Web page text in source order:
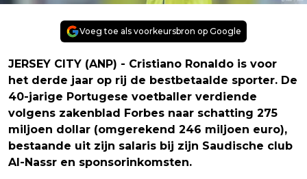
Voeg toe als voorkeursbron op Google
JERSEY CITY (ANP) - Cristiano Ronaldo is voor
het derde jaar op rij de bestbetaalde sporter. De
40-jarige Portugese voetballer verdiende
volgens zakenblad Forbes naar schatting 275
miljoen dollar (omgerekend 246 miljoen euro),
bestaande uit zijn salaris bij zijn Saudische club
Al-Nassr en sponsorinkomsten.